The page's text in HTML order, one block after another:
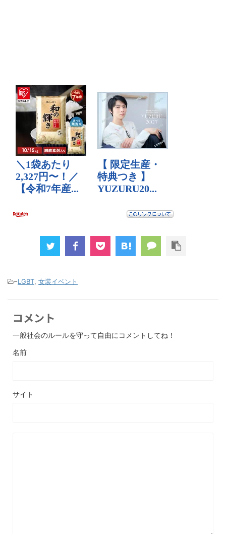
-LGBT, 女装イベント
コメント
一般社会のルールを守って自由にコメントしてね！
名前
サイト